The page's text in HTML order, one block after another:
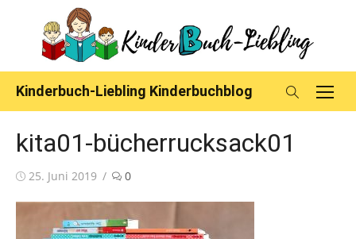
content
Kinderbuch-Liebling Kinderbuchblog
kita01-bücherrucksack01
Posted
25. Juni 2019 0